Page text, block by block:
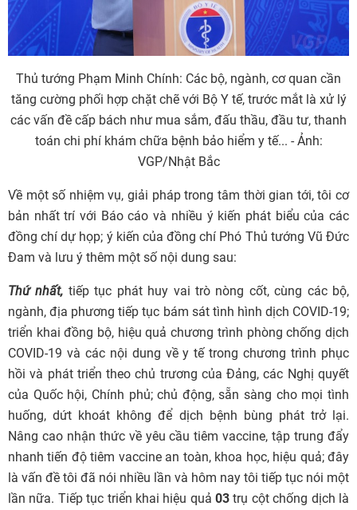
Thủ tướng Phạm Minh Chính: Các bộ, ngành, cơ quan cần
tăng cường phối hợp chặt chẽ với Bộ Y tế, trước mắt là xử lý
các vấn đề cấp bách như mua sắm, đấu thầu, đầu tư, thanh
toán chi phí khám chữa bệnh bảo hiểm y tế... - Ảnh:
VGP/Nhật Bắc
Về một số nhiệm vụ, giải pháp trong tâm thời gian tới, tôi cơ
bản nhất trí với Báo cáo và nhiều ý kiến phát biểu của các
đồng chí dự họp; ý kiến của đồng chí Phó Thủ tướng Vũ Đức
Đam và lưu ý thêm một số nội dung sau:
Thứ nhất, tiếp tục phát huy vai trò nòng cốt, cùng các bộ,
ngành, địa phương tiếp tục bám sát tình hình dịch COVID-19;
triển khai đồng bộ, hiệu quả chương trình phòng chống dịch
COVID-19 và các nội dung về y tế trong chương trình phục
hồi và phát triển theo chủ trương của Đảng, các Nghị quyết
của Quốc hội, Chính phủ; chủ động, sẵn sàng cho mọi tình
huống, dứt khoát không để dịch bệnh bùng phát trở lại.
Nâng cao nhận thức về yêu cầu tiêm vaccine, tập trung đẩy
nhanh tiến độ tiêm vaccine an toàn, khoa học, hiệu quả; đây
là vấn đề tôi đã nói nhiều lần và hôm nay tôi tiếp tục nói một
lần nữa. Tiếp tục triển khai hiệu quả03 trụ cột chống dịch là